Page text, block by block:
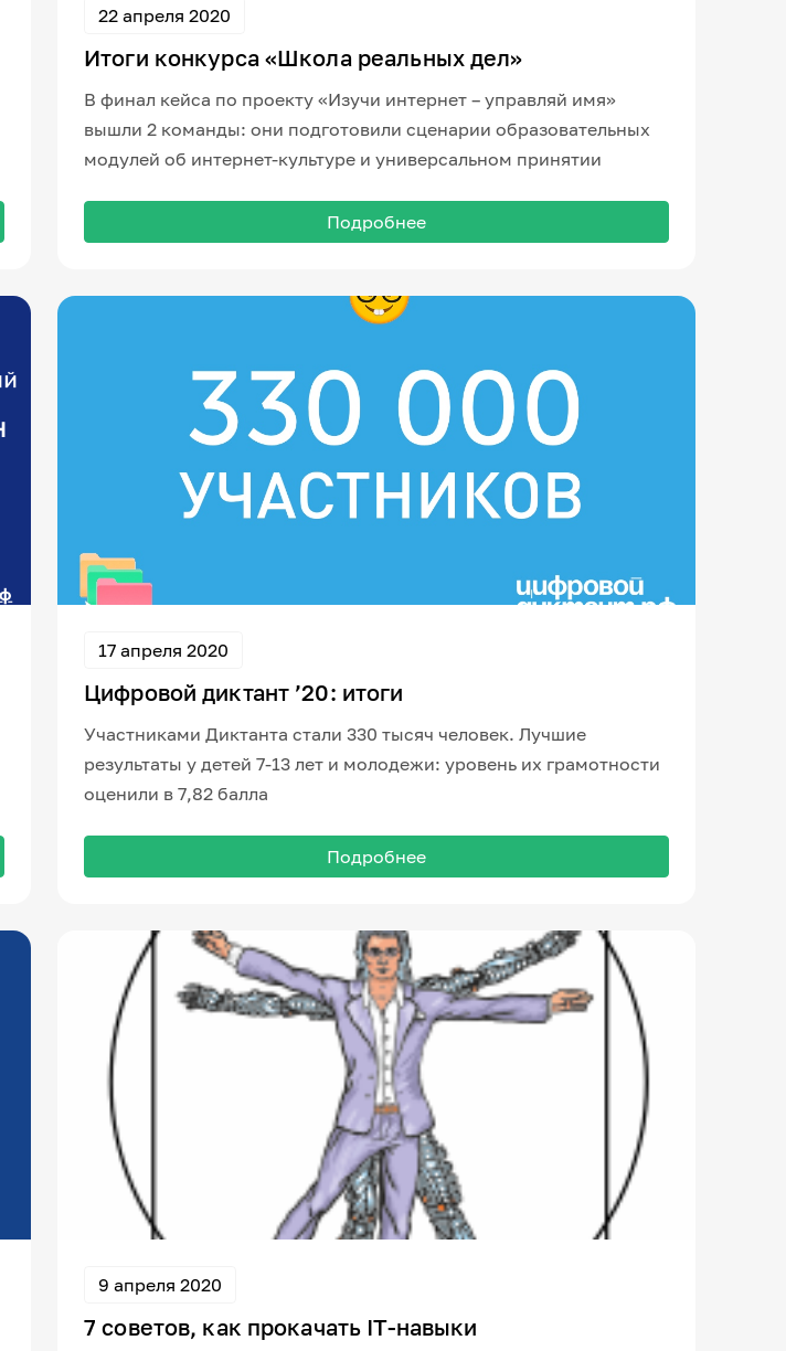
22 апреля 2020
Итоги конкурса «Школа реальных дел»
В финал кейса по проекту «Изучи интернет – управляй имя»
вышли 2 команды: они подготовили сценарии образовательных
модулей об интернет-культуре и универсальном принятии
Подробнее
17 апреля 2020
Цифровой диктант ’20: итоги
Участниками Диктанта стали 330 тысяч человек. Лучшие
результаты у детей 7-13 лет и молодежи: уровень их грамотности
оценили в 7,82 балла
Подробнее
9 апреля 2020
7 советов, как прокачать IT-навыки